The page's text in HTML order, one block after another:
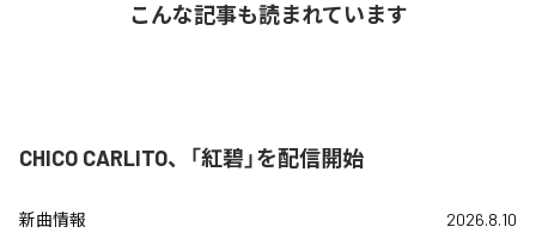
こんな記事も読まれています
CHICO CARLITO、「紅碧」を配信開始
新曲情報 2026.8.10